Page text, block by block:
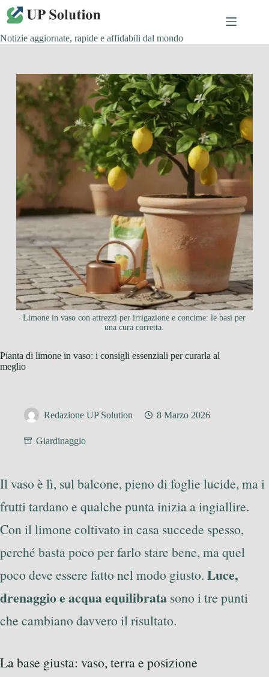
Salta
contenuto
Notizie aggiornate, rapide e affidabili dal mondo
Limone in vaso con attrezzi per irrigazione e concime: le basi per
una cura corretta.
Pianta di limone in vaso: i consigli essenziali per curarla al
meglio
Redazione UP Solution 8 Marzo 2026
Giardinaggio
Il vaso è lì, sul balcone, pieno di foglie lucide, ma i
frutti tardano e qualche punta inizia a ingiallire.
Con il limone coltivato in casa succede spesso,
perché basta poco per farlo stare bene, ma quel
poco deve essere fatto nel modo giusto. Luce,
drenaggio e acqua equilibrata sono i tre punti
che cambiano davvero il risultato.
La base giusta: vaso, terra e posizione